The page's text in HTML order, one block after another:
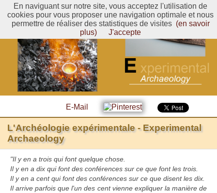
E-Mail
L'Archéologie expérimentale - Experimental
Archaeology
"Il y en a trois qui font quelque chose.
Il y en a dix qui font des conférences sur ce que font les trois.
Il y en a cent qui font des conférences sur ce que disent les dix.
Il arrive parfois que l'un des cent vienne expliquer la manière de
En naviguant sur notre site, vous acceptez l'utilisation de
cookies pour vous proposer une navigation optimale et nous
permettre de réaliser des statistiques de visites (en savoir
plus)
J'accepte